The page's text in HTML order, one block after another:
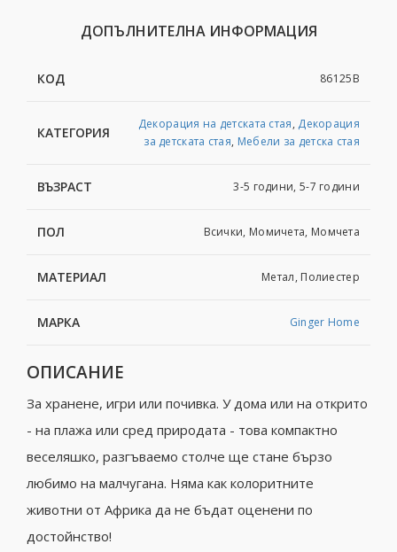
ДОПЪЛНИТЕЛНА ИНФОРМАЦИЯ
КОД 86125B
КАТЕГОРИЯ
Декорация на детската стая, Декорация
за детската стая, Мебели за детска стая
ВЪЗРАСТ 3-5 години, 5-7 години
ПОЛ Всички, Момичета, Момчета
МАТЕРИАЛ Метал, Полиестер
МАРКА Ginger Home
ОПИСАНИЕ
За хранене, игри или почивка. У дома или на открито
- на плажа или сред природата - това компактно
веселяшко, разгъваемо столче ще стане бързо
любимо на малчугана. Няма как колоритните
животни от Африка да не бъдат оценени по
достойнство!